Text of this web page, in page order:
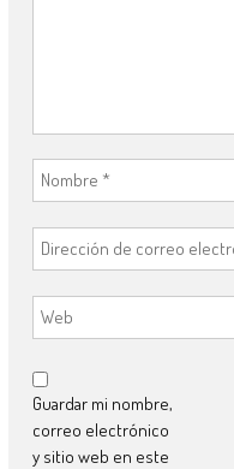
Guardar mi nombre,
correo electrónico
y sitio web en este